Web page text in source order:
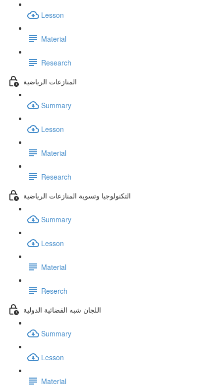
Lesson
Material
Research
المنازعات الرياضية
Summary
Lesson
Material
Research
التكنولوجيا وتسوية المنازعات الرياضية
Summary
Lesson
Material
Reserch
اللجان شبه القضائية الدولية
Summary
Lesson
Material